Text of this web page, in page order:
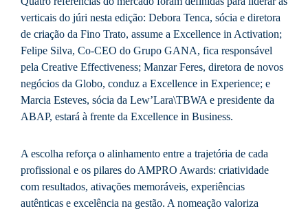
verticais do júri nesta edição: Debora Tenca, sócia e diretora
de criação da Fino Trato, assume a Excellence in Activation;
Felipe Silva, Co-CEO do Grupo GANA, fica responsável
pela Creative Effectiveness; Manzar Feres, diretora de novos
negócios da Globo, conduz a Excellence in Experience; e
Marcia Esteves, sócia da Lew’Lara\TBWA e presidente da
ABAP, estará à frente da Excellence in Business.
A escolha reforça o alinhamento entre a trajetória de cada
profissional e os pilares do AMPRO Awards: criatividade
com resultados, ativações memoráveis, experiências
autênticas e excelência na gestão. A nomeação valoriza